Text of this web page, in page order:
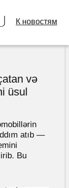
К новостям
və
üsul
atıb —
Bu